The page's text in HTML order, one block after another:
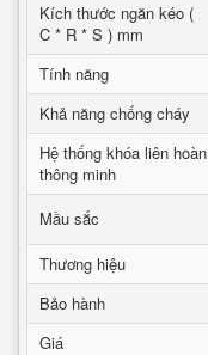
Kích thước ngăn kéo (
C * R * S ) mm
Tính năng
Khả năng chống cháy
Hệ thống khóa liên hoàn
thông minh
Mầu sắc
Thương hiệu
Bảo hành
Giá